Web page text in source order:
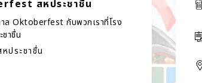
สหประชาชื่น
ล Oktoberfest กับพวกเราที่โรง
ชาชื่น
ประชาชื่น